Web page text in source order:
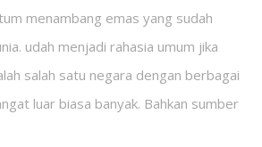
menambang emas yang sudah
udah menjadi rahasia umum jika
salah satu negara dengan berbagai
luar biasa banyak. Bahkan sumber